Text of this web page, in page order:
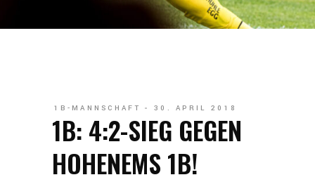
1B-MANNSCHAFT 30. APRIL 2018
1B: 4:2-SIEG GEGEN
HOHENEMS 1B!